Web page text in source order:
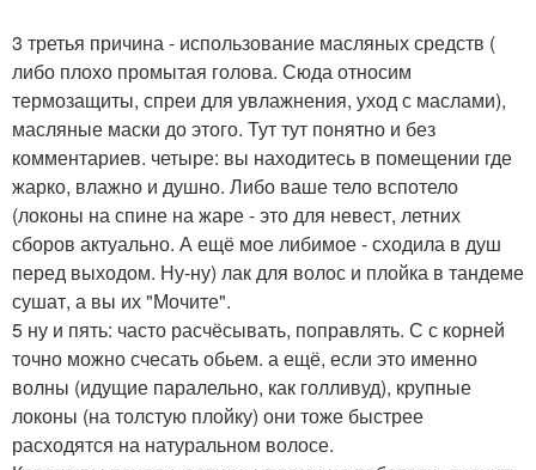
3 третья причина - использование масляных средств (
либо плохо промытая голова. Сюда относим
термозащиты, спреи для увлажнения, уход с маслами),
масляные маски до этого. Тут тут понятно и без
комментариев. четыре: вы находитесь в помещении где
жарко, влажно и душно. Либо ваше тело вспотело
(локоны на спине на жаре - это для невест, летних
сборов актуально. А ещё мое либимое - сходила в душ
перед выходом. Ну-ну) лак для волос и плойка в тандеме
сушат, а вы их "Мочите".
5 ну и пять: часто расчёсывать, поправлять. С с корней
точно можно счесать обьем. а ещё, если это именно
волны (идущие паралельно, как голливуд), крупные
локоны (на толстую плойку) они тоже быстрее
расходятся на натуральном волосе.